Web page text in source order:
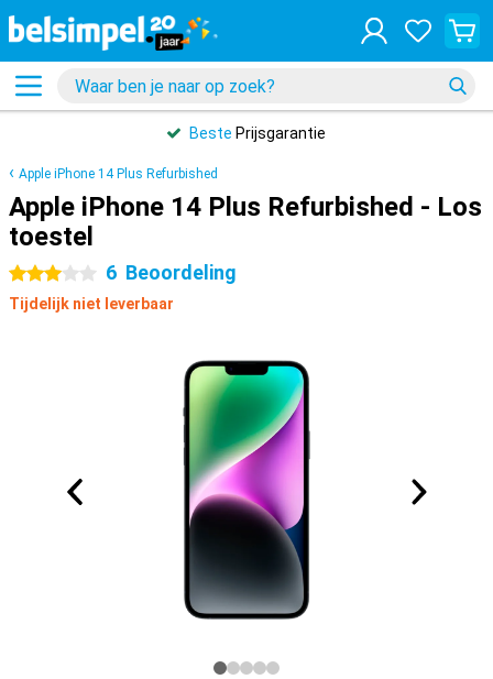
Beste Prijsgarantie
Apple iPhone 14 Plus Refurbished
Apple iPhone 14 Plus Refurbished - Los
toestel
3 sterren 6 Beoordeling
Tijdelijk niet leverbaar